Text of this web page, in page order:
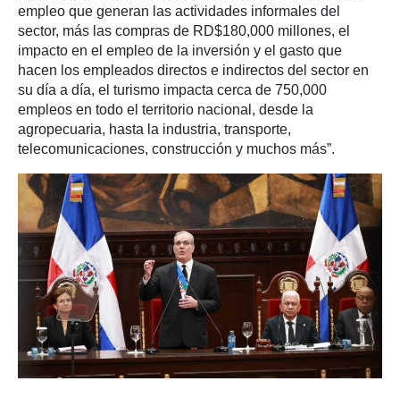
empleo que generan las actividades informales del
sector, más las compras de RD$180,000 millones, el
impacto en el empleo de la inversión y el gasto que
hacen los empleados directos e indirectos del sector en
su día a día, el turismo impacta cerca de 750,000
empleos en todo el territorio nacional, desde la
agropecuaria, hasta la industria, transporte,
telecomunicaciones, construcción y muchos más”.